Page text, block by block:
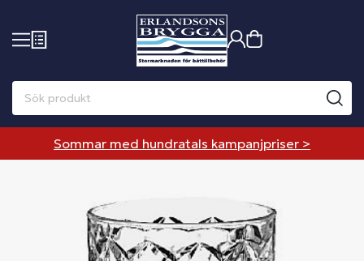
Sommar med hundratals kampanjpriser >